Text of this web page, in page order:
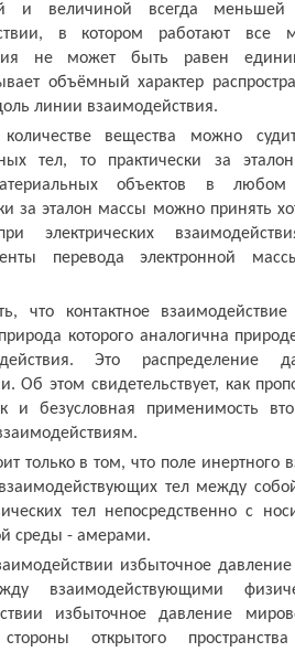
и величиной всегда
в котором работают все
не может быть равен
объёмный характер
линии взаимодействия.
вещества можно
тел, то практически за
объектов в
за эталон массы можно принять
электрических
перевода электронной
что контактное
которого аналогична
Это
Об этом свидетельствует, как
и безусловная применимость
только в том, что поле инертного
тел между
тел непосредственно с
среды - амерами.
избыточное
взаимодействующими
избыточное давление
открытого